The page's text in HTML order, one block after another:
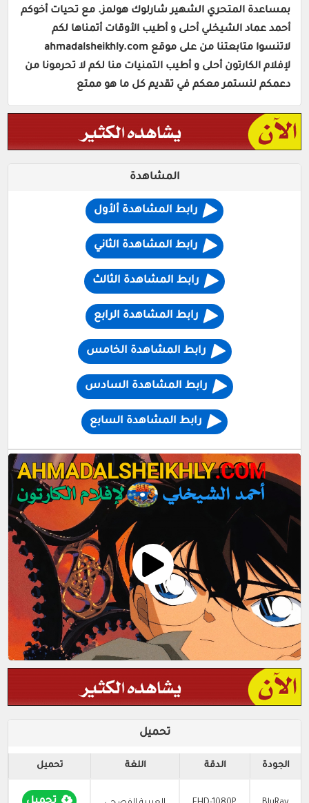
بمساعدة المتحري الشهير شارلوك هولمز. مع تحيات أخوكم
أحمد عماد الشيخلي أحلى و أطيب الأوقات أتمناها لكم
لاتنسوا متابعتنا من على موقع ahmadalsheikhly.com
لإفلام الكارتون أحلى و أطيب التمنيات منا لكم لا تحرمونا من
دعمكم لنستمر معكم في تقديم كل ما هو ممتع
المشاهدة
رابط المشاهدة ألأول
رابط المشاهدة الثاني
رابط المشاهدة الثالث
رابط المشاهدة الرابع
رابط المشاهدة الخامس
رابط المشاهدة السادس
رابط المشاهدة السابع
تحميل
الجودة الدقة اللغة تحميل